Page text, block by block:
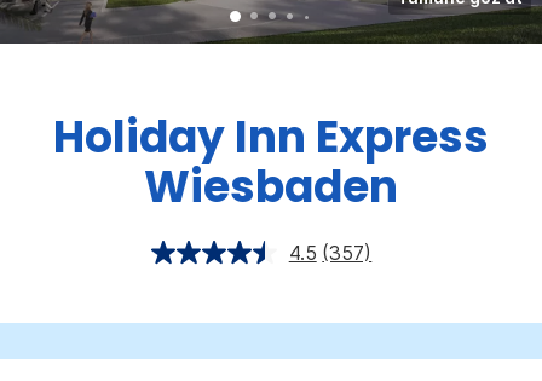
Holiday Inn Express
Wiesbaden
4.5 (357)